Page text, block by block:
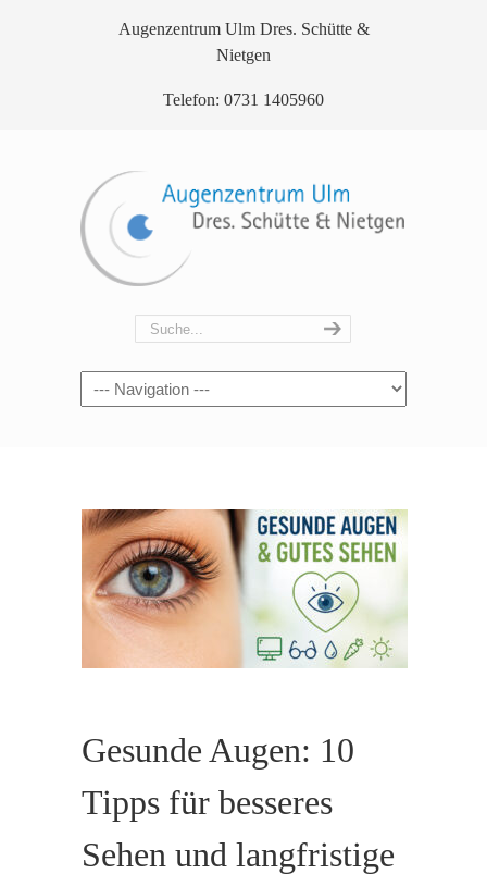
Augenzentrum Ulm Dres. Schütte &
Nietgen
Telefon: 0731 1405960
Navigation
Gesunde Augen: 10
Tipps für besseres
Sehen und langfristige